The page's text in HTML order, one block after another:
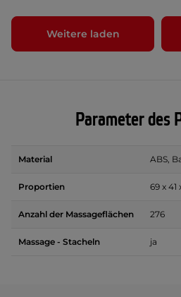
Weitere laden
Parameter des
Material ABS,
Proportien 69 x 41
Anzahl der Massageflächen 276
Massage - Stacheln ja